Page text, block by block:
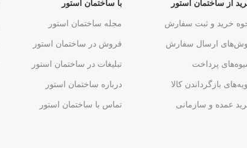
از ساختمان استور
خرید و ثبت سفارش
ارسال سفارش
پرداخت
بازگرداندن کالا
عمده و سازمانی
با ساختمان استور
مجله ساختمان استور
فروش در ساختمان استور
تبلیغات در ساختمان استور
درباره ساختمان استور
تماس با ساختمان استور